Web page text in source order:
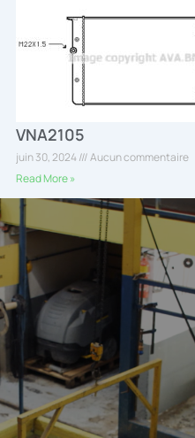
VNA2105
juin 30, 2024
Aucun commentaire
Read More »